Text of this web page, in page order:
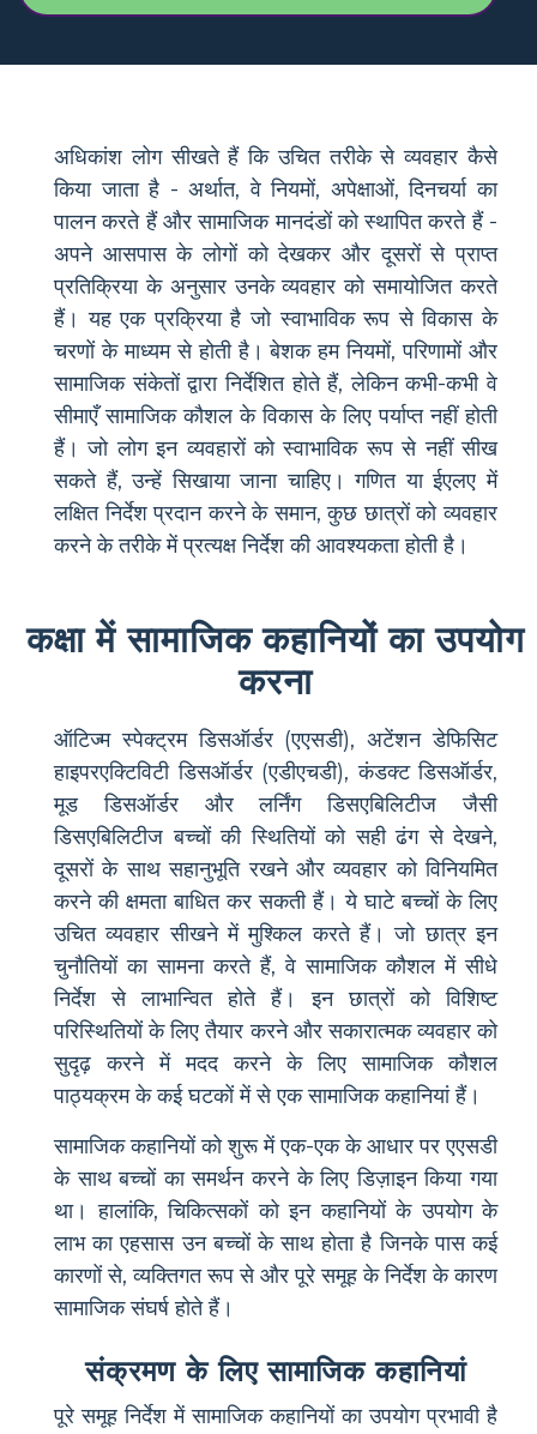
अधिकांश लोग सीखते हैं कि उचित तरीके से व्यवहार कैसे
किया जाता है - अर्थात, वे नियमों, अपेक्षाओं, दिनचर्या का
पालन करते हैं और सामाजिक मानदंडों को स्थापित करते हैं -
अपने आसपास के लोगों को देखकर और दूसरों से प्राप्त
प्रतिक्रिया के अनुसार उनके व्यवहार को समायोजित करते
हैं। यह एक प्रक्रिया है जो स्वाभाविक रूप से विकास के
चरणों के माध्यम से होती है। बेशक हम नियमों, परिणामों और
सामाजिक संकेतों द्वारा निर्देशित होते हैं, लेकिन कभी-कभी वे
सीमाएँ सामाजिक कौशल के विकास के लिए पर्याप्त नहीं होती
हैं। जो लोग इन व्यवहारों को स्वाभाविक रूप से नहीं सीख
सकते हैं, उन्हें सिखाया जाना चाहिए। गणित या ईएलए में
लक्षित निर्देश प्रदान करने के समान, कुछ छात्रों को व्यवहार
करने के तरीके में प्रत्यक्ष निर्देश की आवश्यकता होती है।
कक्षा में सामाजिक कहानियों का उपयोग
करना
ऑटिज्म स्पेक्ट्रम डिसऑर्डर (एएसडी), अटेंशन डेफिसिट
हाइपरएक्टिविटी डिसऑर्डर (एडीएचडी), कंडक्ट डिसऑर्डर,
मूड डिसऑर्डर और लर्निंग डिसएबिलिटीज जैसी
डिसएबिलिटीज बच्चों की स्थितियों को सही ढंग से देखने,
दूसरों के साथ सहानुभूति रखने और व्यवहार को विनियमित
करने की क्षमता बाधित कर सकती हैं। ये घाटे बच्चों के लिए
उचित व्यवहार सीखने में मुश्किल करते हैं। जो छात्र इन
चुनौतियों का सामना करते हैं, वे सामाजिक कौशल में सीधे
निर्देश से लाभान्वित होते हैं। इन छात्रों को विशिष्ट
परिस्थितियों के लिए तैयार करने और सकारात्मक व्यवहार को
सुदृढ़ करने में मदद करने के लिए सामाजिक कौशल
पाठ्यक्रम के कई घटकों में से एक सामाजिक कहानियां हैं।
सामाजिक कहानियों को शुरू में एक-एक के आधार पर एएसडी
के साथ बच्चों का समर्थन करने के लिए डिज़ाइन किया गया
था। हालांकि, चिकित्सकों को इन कहानियों के उपयोग के
लाभ का एहसास उन बच्चों के साथ होता है जिनके पास कई
कारणों से, व्यक्तिगत रूप से और पूरे समूह के निर्देश के कारण
सामाजिक संघर्ष होते हैं।
संक्रमण के लिए सामाजिक कहानियां
पूरे समूह निर्देश में सामाजिक कहानियों का उपयोग प्रभावी है